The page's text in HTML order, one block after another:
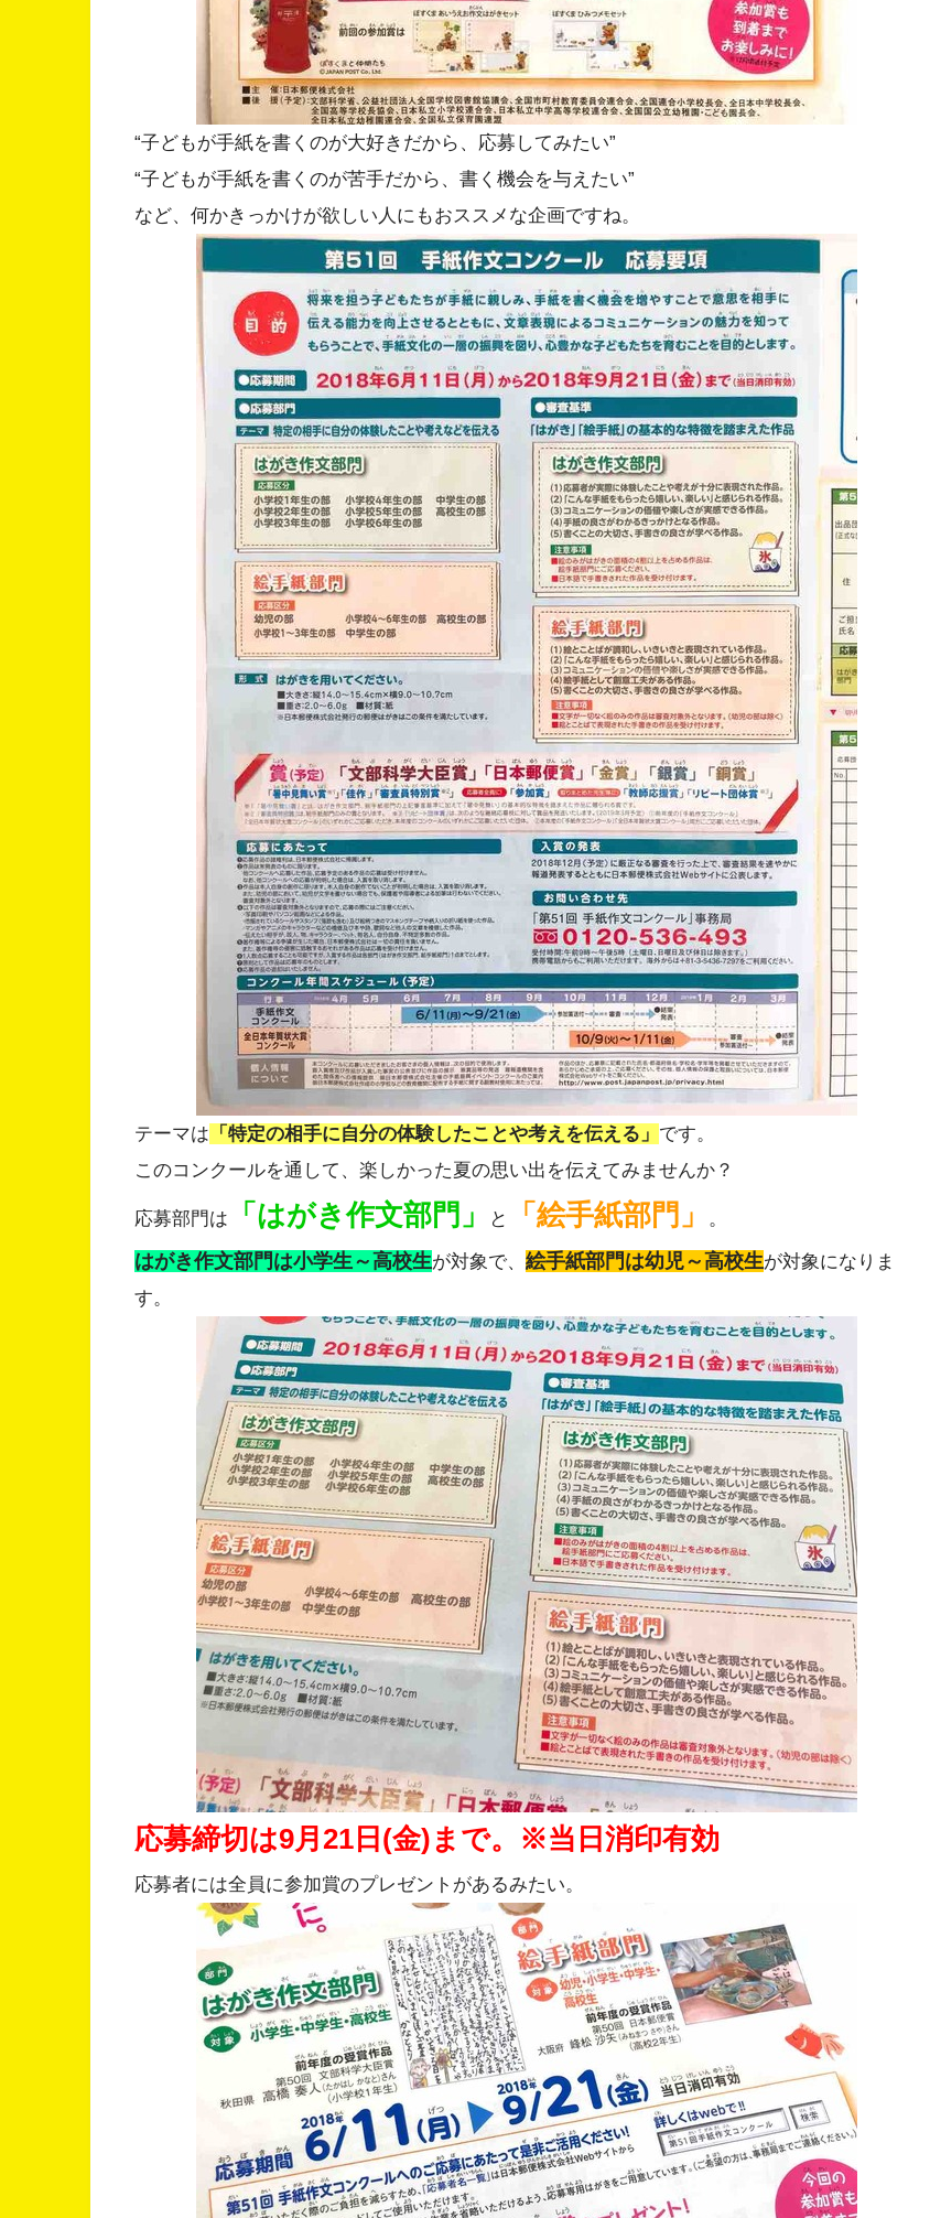
“子どもが手紙を書くのが大好きだから、応募してみたい”
“子どもが手紙を書くのが苦手だから、書く機会を与えたい”
など、何かきっかけが欲しい人にもおススメな企画ですね。
テーマは 「特定の相手に自分の体験したことや考えを伝える」 です。
このコンクールを通して、楽しかった夏の思い出を伝えてみませんか？
応募部門は 「はがき作文部門」 と 「絵手紙部門」 。
はがき作文部門は小学生～高校生が対象で、 絵手紙部門は幼児～高校生が対象になりま
す。
応募締切は9月21日(金)まで。※当日消印有効
応募者には全員に参加賞のプレゼントがあるみたい。